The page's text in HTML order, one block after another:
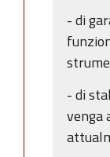
- di
- di
venga